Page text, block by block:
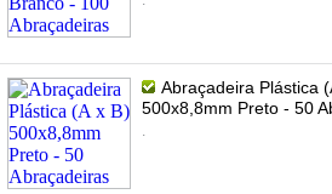
Abraçadeira Plástica
500x8,8mm Preto - 50
.